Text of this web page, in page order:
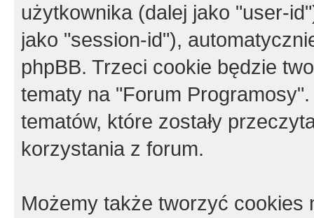
użytkownika (dalej jako "user-
jako "session-id"),
phpBB. Trzeci cookie będzie
tematy na "Forum
tematów, które zostały
korzystania z forum.
Możemy także tworzyć cookies